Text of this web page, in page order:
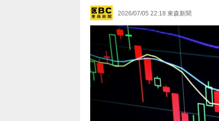
2026/07/05 22:18 東森新聞